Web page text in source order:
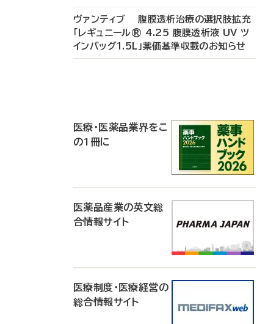
ヴァンティブ 腹膜透析治療の選択肢拡充
「レギュニール® 4.25 腹膜透析液 UV ツ
インバッグ1.5L」薬価基準収載のお知らせ
医療・医薬品業界をこ
の1冊に
医薬品産業の英文総
合情報サイト
医療制度・医療経営の
総合情報サイト